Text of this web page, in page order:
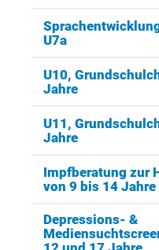
U7a
U10,
Jahre
U11,
Jahre
Impfberatung zur
von 9 bis 14 Jahre
Depressions- &